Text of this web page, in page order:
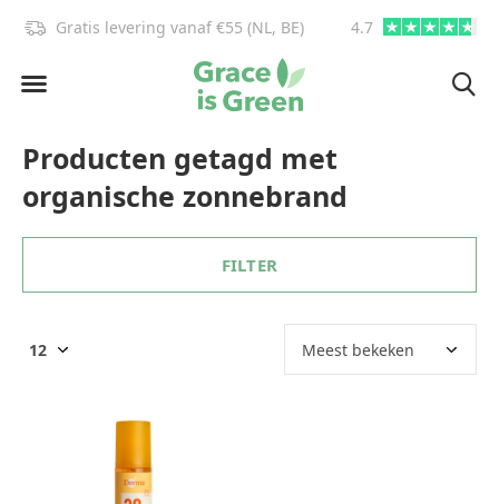
Gratis levering vanaf €55 (NL, BE) 4.7
Producten getagd met
organische zonnebrand
FILTER